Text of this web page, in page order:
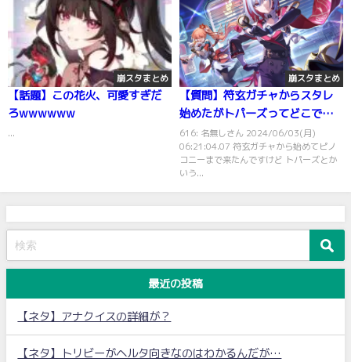
崩スタまとめ
【話題】この花火、可愛すぎだ
ろwwwwww
...
崩スタまとめ
【質問】符玄ガチャからスタレ
始めたがトパーズってどこで出
てきたの？
616: 名無しさん 2024/06/03(月)
06:21:04.07 符玄ガチャから始めてピノ
コニーまで来たんですけど トパーズとか
いう...
最近の投稿
【ネタ】アナクイスの詳細が？
【ネタ】トリビーがヘルタ向きなのはわかるんだが…